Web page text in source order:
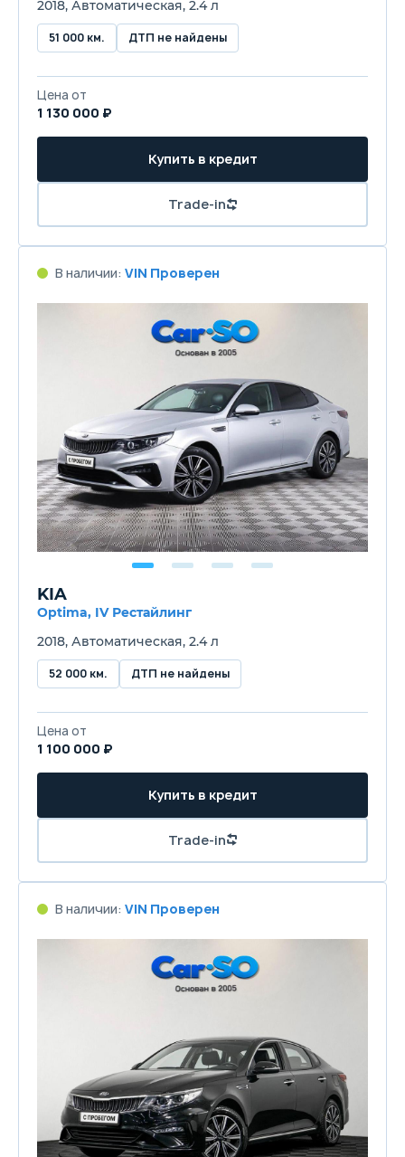
2018, Автоматическая, 2.4 л
51 000 км. ДТП не найдены
Цена от
1 130 000 ₽
Купить в кредит
Trade-in
В наличии: VIN Проверен
KIA
Optima, IV Рестайлинг
2018, Автоматическая, 2.4 л
52 000 км. ДТП не найдены
Цена от
1 100 000 ₽
Купить в кредит
Trade-in
В наличии: VIN Проверен